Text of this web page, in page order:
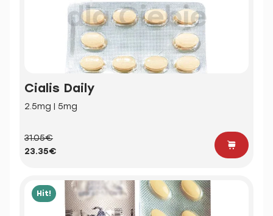
Cialis Daily
2.5mg | 5mg
31.05€
23.35€
Hit!